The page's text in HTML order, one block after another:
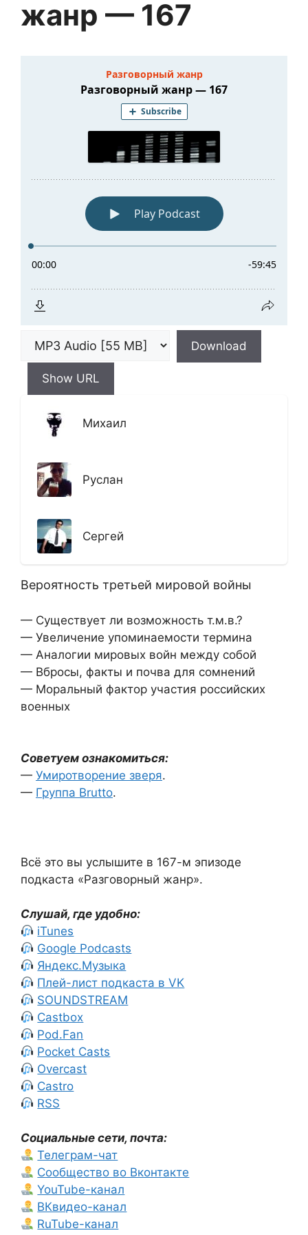
жанр — 167
Download
Show URL
Михаил
Руслан
Сергей
Вероятность третьей мировой войны
— Существует ли возможность т.м.в.?
— Увеличение упоминаемости термина
— Аналогии мировых войн между собой
— Вбросы, факты и почва для сомнений
— Моральный фактор участия российских
военных
Советуем ознакомиться:
— Умиротворение зверя.
— Группа Brutto.
Всё это вы услышите в 167-м эпизоде
подкаста «Разговорный жанр».
Слушай, где удобно:
iTunes
Google Podcasts
Яндекс.Музыка
Плей-лист подкаста в VK
SOUNDSTREAM
Castbox
Pod.Fan
Pocket Casts
Overcast
Castro
RSS
Социальные сети, почта:
Телеграм-чат
Сообщество во Вконтакте
YouTube-канал
ВКвидео-канал
RuTube-канал